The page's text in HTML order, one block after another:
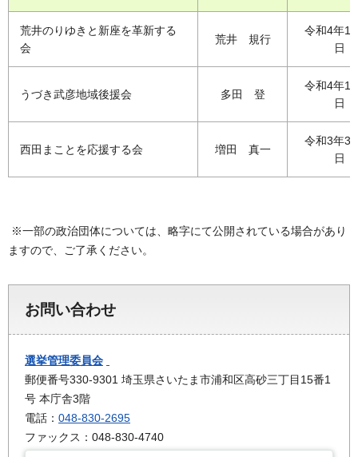
荒井のりゆきと新座を革新する
会
荒井 規行
令和4年1
日
うづき武彦地域後援会 多田 登
令和4年1
日
西田まことを応援する会 増田 真一
令和3年3
日
※一部の政治団体については、略字にて公開されている場合があり
ますので、ご了承ください。
お問い合わせ
選挙管理委員会
郵便番号330-9301 埼玉県さいたま市浦和区高砂三丁目15番1
号 本庁舎3階
電話： 048-830-2695
ファックス：048-830-4740